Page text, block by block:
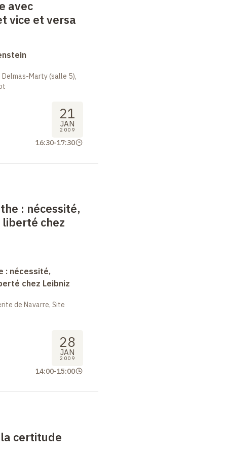
avec
vice et versa
Marty (salle 5),
21
JAN
2009
16:30-17:30
: nécessité,
chez
: nécessité,
chez Leibniz
de Navarre, Site
28
JAN
2009
14:00-15:00
certitude